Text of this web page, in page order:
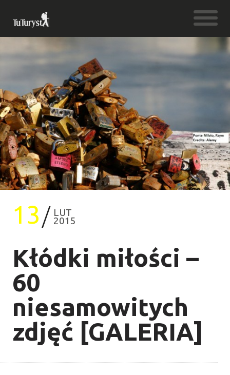
13 LUT
2015
Kłódki miłości –
60
niesamowitych
zdjęć [GALERIA]